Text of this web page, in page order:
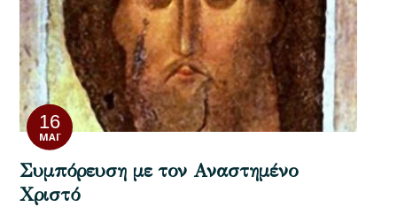
16
ΜΆΙ
Συμπόρευση με τον Αναστημένο
Χριστό